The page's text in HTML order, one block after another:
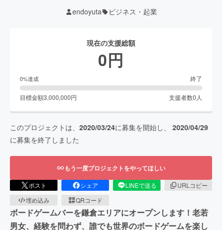
endoyuta ビジネス・起業
現在の支援総額
0円
0%達成 終了
目標金額3,000,000円 支援者数0 人
このプロジェクトは、 2020/03/24に募集を開始し、 2020/04/29
に募集を終了しました
もう一度プロジェクトをやってほしい
ポスト シェア LINEで送る
URLコピー
埋め込み
QRコード
ボードゲームバーを鎌倉エリアにオープンします！老若
男女、経験を問わず、誰でも世界のボードゲームを楽し